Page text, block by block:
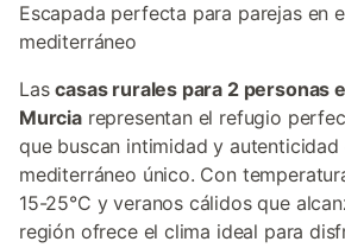
Escapada perfecta para parejas en
mediterráneo
Lascasas rurales para 2 personas
Murciarepresentan el refugio
que buscan intimidad y autenticidad
mediterráneo único. Con
15-25°C y veranos cálidos que
región ofrece el clima ideal para